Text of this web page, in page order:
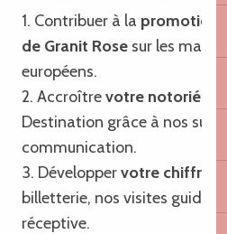
1. Contribuer à la promotion
de Granit Rose sur les
européens.
2. Accroîtrevotre notoriété
Destination grâce à nos
communication.
3. Développervotre chiffre
billetterie, nos visites
réceptive.